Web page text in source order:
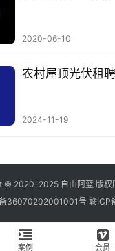
2020-06-10
农村屋顶光伏租
2024-11-19
© 2020-2025 自由阿蓝 版权
36070202001001号 赣ICP
案例 会员